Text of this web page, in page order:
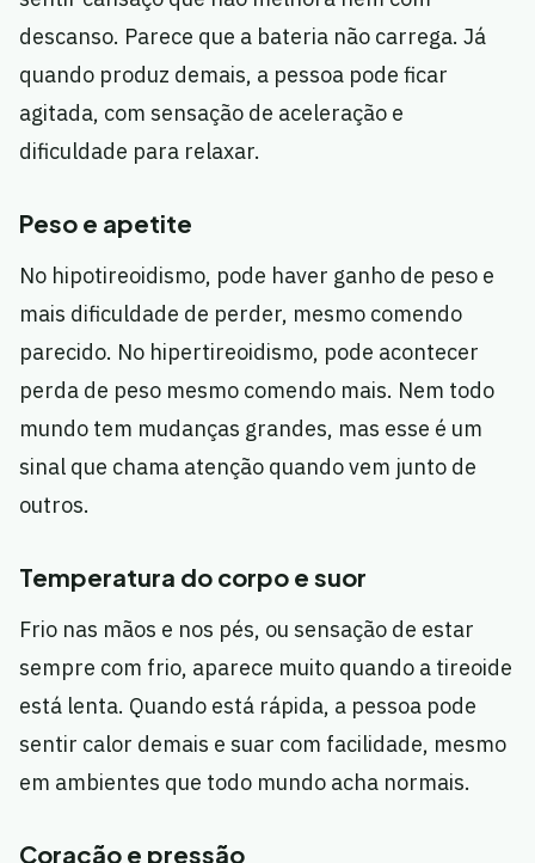
descanso. Parece que a bateria não carrega. Já
quando produz demais, a pessoa pode ficar
agitada, com sensação de aceleração e
dificuldade para relaxar.
Peso e apetite
No hipotireoidismo, pode haver ganho de peso e
mais dificuldade de perder, mesmo comendo
parecido. No hipertireoidismo, pode acontecer
perda de peso mesmo comendo mais. Nem todo
mundo tem mudanças grandes, mas esse é um
sinal que chama atenção quando vem junto de
outros.
Temperatura do corpo e suor
Frio nas mãos e nos pés, ou sensação de estar
sempre com frio, aparece muito quando a tireoide
está lenta. Quando está rápida, a pessoa pode
sentir calor demais e suar com facilidade, mesmo
em ambientes que todo mundo acha normais.
Coração e pressão